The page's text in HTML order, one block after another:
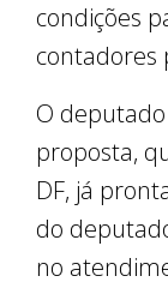
condições
contadores
O
proposta,
DF, já
do
no